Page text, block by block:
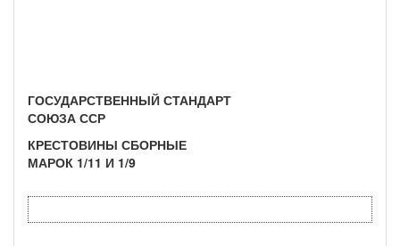
ГОСУДАРСТВЕННЫЙ СТАНДАРТ
СОЮЗА ССР
КРЕСТОВИНЫ СБОРНЫЕ
МАРОК 1/11 И 1/9